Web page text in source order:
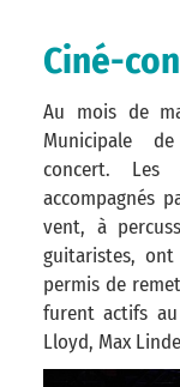
Ciné-
Au mois de
Municipale
concert. Les
accompagnés
vent, à
guitaristes,
permis de
furent actifs au
Lloyd, Max